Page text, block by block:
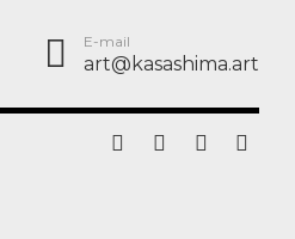
E-mail
art@kasashima.art